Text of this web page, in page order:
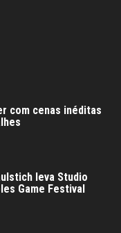
com cenas inéditas
leva Studio
Game Festival